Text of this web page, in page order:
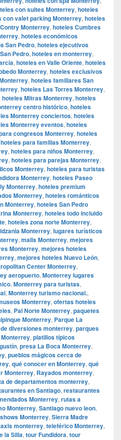
con suites Monterrey, hoteles
con valet parking Monterrey, hoteles
Monterrey, hoteles Cumbres
, hoteles económicos
San Pedro, hoteles ejecutivos
Pedro, hoteles en monterrey,
, hoteles en Valle Oriente, hoteles
Monterrey, hoteles exclusivos
, hoteles familiares San
, hoteles Las Torres Monterrey,
hoteles Mitras Monterrey, hoteles
centro histórico, hoteles
Monterrey conciertos, hoteles
Monterrey eventos, hoteles
congresos Monterrey, hoteles
hoteles para familias Monterrey,
, hoteles para niños Monterrey,
, hoteles para parejas Monterrey,
Monterrey, hoteles para turistas
Monterrey, hoteles Paseo
Monterrey, hoteles premium
Monterrey, hoteles románticos
Monterrey, hoteles San Pedro
Monterrey, hoteles todo incluido
, hoteles zona norte Monterrey,
Monterrey, lugares turísticos
, malls Monterrey, mejores
Monterrey, mejores hoteles
, mejores hoteles Nuevo León,
Center Monterrey,
aeropuerto, Monterrey lugares
, Monterrey para turistas,
, Monterrey turismo nacional.,
Monterrey, ofertas hoteles
, Pal Norte Monterrey, paquetes
Monterrey, Parque La
diversiones monterrey, parques
, platillos típicos
, presa La Boca Monterrey,
, pueblos mágicos cerca de
, qué conocer en Monterrey, qué
Monterrey, Rayados monterrey,
de departamentos monterrey,
en Santiago, restaurantes
Monterrey, rutas a
Monterrey, Santiago nuevo leon,
shows Monterrey, Sierra Madre
monterrey, teleférico Monterrey,
la Silla, tour Fundidora, tour